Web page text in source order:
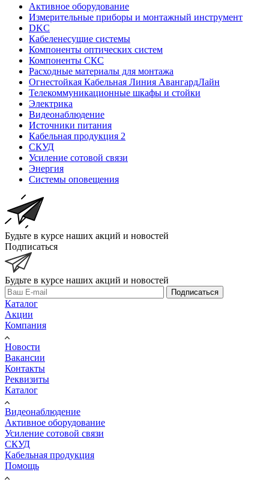
Активное оборудование
Измерительные приборы и монтажный инструмент
DKC
Кабеленесущие системы
Компоненты оптических систем
Компоненты СКС
Расходные материалы для монтажа
Огнестойкая Кабельная Линия АвангардЛайн
Телекоммуникационные шкафы и стойки
Электрика
Видеонаблюдение
Источники питания
Кабельная продукция 2
СКУД
Усиление сотовой связи
Энергия
Системы оповещения
Будьте в курсе наших акций и новостей
Подписаться
Будьте в курсе наших акций и новостей
Подписаться
Каталог
Акции
Компания
Новости
Вакансии
Контакты
Реквизиты
Каталог
Видеонаблюдение
Активное оборудование
Усиление сотовой связи
СКУД
Кабельная продукция
Помощь